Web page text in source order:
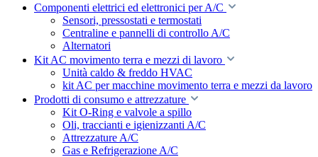
Componenti elettrici ed elettronici per A/C
Sensori, pressostati e termostati
Centraline e pannelli di controllo A/C
Alternatori
Kit AC movimento terra e mezzi di lavoro
Unità caldo & freddo HVAC
kit AC per macchine movimento terra e mezzi da lavoro
Prodotti di consumo e attrezzature
Kit O-Ring e valvole a spillo
Oli, traccianti e igienizzanti A/C
Attrezzature A/C
Gas e Refrigerazione A/C